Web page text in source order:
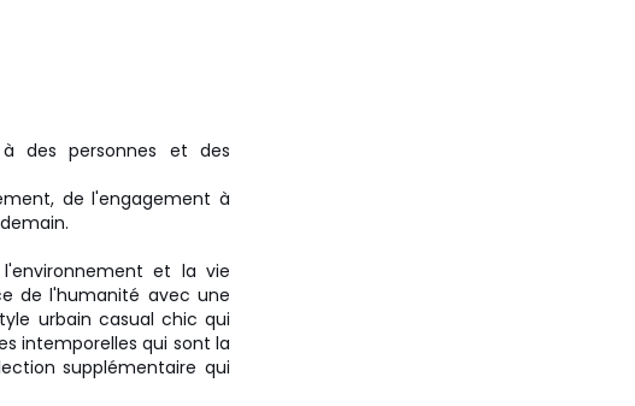
des personnes et des
de l'engagement à
et la vie
de l'humanité avec une
urbain casual chic qui
intemporelles qui sont la
supplémentaire qui